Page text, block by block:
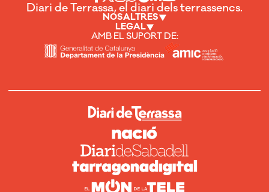
Diari de Terrassa, el diari dels terrassencs.
NOSALTRES
LEGAL
AMB EL SUPORT DE: